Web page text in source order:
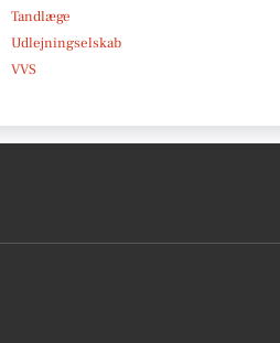
Tandlæge
Udlejningselskab
VVS